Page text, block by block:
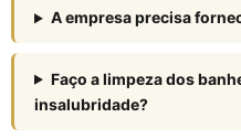
A empresa precisa
Faço a limpeza dos
insalubridade?